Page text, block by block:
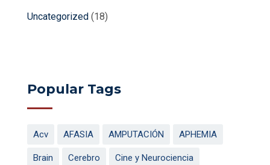
Uncategorized (18)
Popular Tags
Acv AFASIA AMPUTACIÓN APHEMIA
Brain Cerebro Cine y Neurociencia